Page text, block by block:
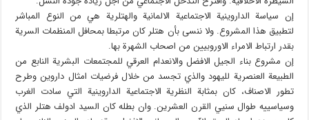
إن سياسة الداروينية الاجتماعية الالمانية والهتلرية هي من النوع المباشر
لتطبيق هذا المشروع. ولا ننسى بأن هتلر كان مرتبطا بمحافل المنظمات السرية
بقدر ارتباط الامراء الاوروبيين من اصحاب الشهرة بها.
إن مشروع بناء الجيل الافضل والانعدام العرقي للمجتمعات البشرية النابع من
الطبيعة العنصرية لليهود والذي تجسد من خلال فرضيات امثال داروين وطرح
تطور الاصناف، كان بمثابة النظرية الاجتماعية الداروينية التي سادت الغرب
وسياسييه طوال سنيي القرن العشرين. وان بطله كان السيد ادولف هتلر الذي